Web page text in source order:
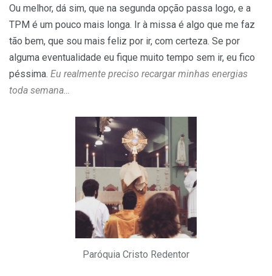
Ou melhor, dá sim, que na segunda opção passa logo, e a
TPM é um pouco mais longa. Ir à missa é algo que me faz
tão bem, que sou mais feliz por ir, com certeza. Se por
alguma eventualidade eu fique muito tempo sem ir, eu fico
péssima. Eu realmente preciso recargar minhas energias
toda semana…
Paróquia Cristo Redentor